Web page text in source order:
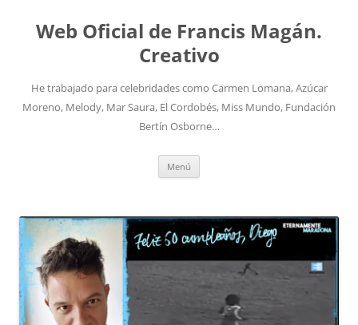
contenido
Web Oficial de Francis Magán.
Creativo
He trabajado para celebridades como Carmen Lomana, Azúcar
Moreno, Melody, Mar Saura, El Cordobés, Miss Mundo, Fundación
Bertín Osborne…
Menú